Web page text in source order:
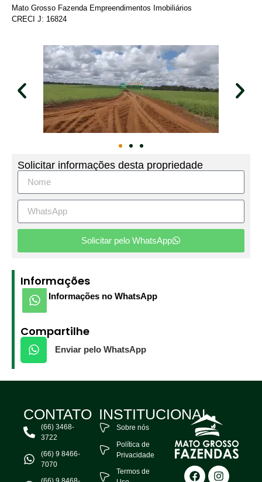
Mato Grosso Fazenda Empreendimentos Imobiliários
CRECI J: 16824
Solicitar informações desta propriedade
Solicitar pelo WhatsApp
Informações
Informações no WhatsApp
Compartilhe
Enviar pelo WhatsApp
CONTATO
(66) 3468-
3722
(66) 9 8466-
7070
INSTITUCIONAL
Sobre nós
Política de
Privacidade
Termos de